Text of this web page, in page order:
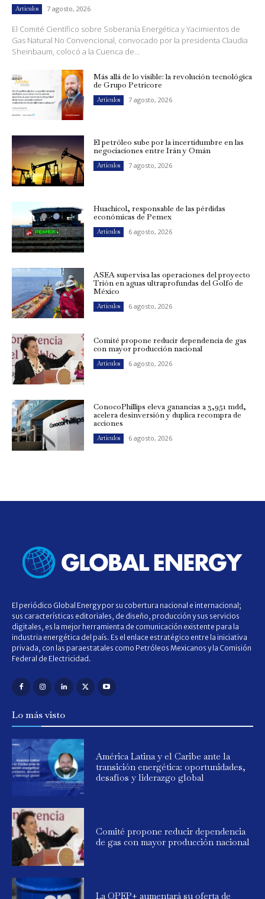
Artículos 7 agosto, 2026
El Comité Científico sobre Soberanía Energética y Yacimientos de
Gas Natural No Convencional, convocado por la presidenta Claudia
Sheinbaum, colocó a la Cuenca de...
Más allá de lo visible: la revolución tecnológica
de Grupo Petricore
Artículos 7 agosto, 2026
El petróleo sube por la incertidumbre en las
negociaciones entre Irán y Omán
Artículos 7 agosto, 2026
Huachicol, responsable de las pérdidas
económicas de Pemex
Artículos 6 agosto, 2026
ASEA supervisa las operaciones del proyecto
Trión en aguas ultraprofundas del Golfo de
México
Artículos 6 agosto, 2026
Comité propone reducir dependencia de gas
con mayor producción nacional
Artículos 6 agosto, 2026
ConocoPhillips eleva ganancias a 3,951 mdd,
acelera desinversión y duplica recompra de
acciones
Artículos 6 agosto, 2026
El periódico Global Energy por su cobertura nacional e internacional;
sus características editoriales, de diseño, producción y sus servicios
digitales, es la mejor herramienta de comunicación existente para la
industria energética del país. Es el enlace estratégico entre la iniciativa
privada, con las paraestatales como Petróleos Mexicanos y la Comisión
Federal de Electricidad.
Lo más visto
América Latina y el Caribe ante la
transición energética: oportunidades,
desafíos y liderazgo global
Comité propone reducir dependencia
de gas con mayor producción nacional
La OPEP+ aumentará su oferta de